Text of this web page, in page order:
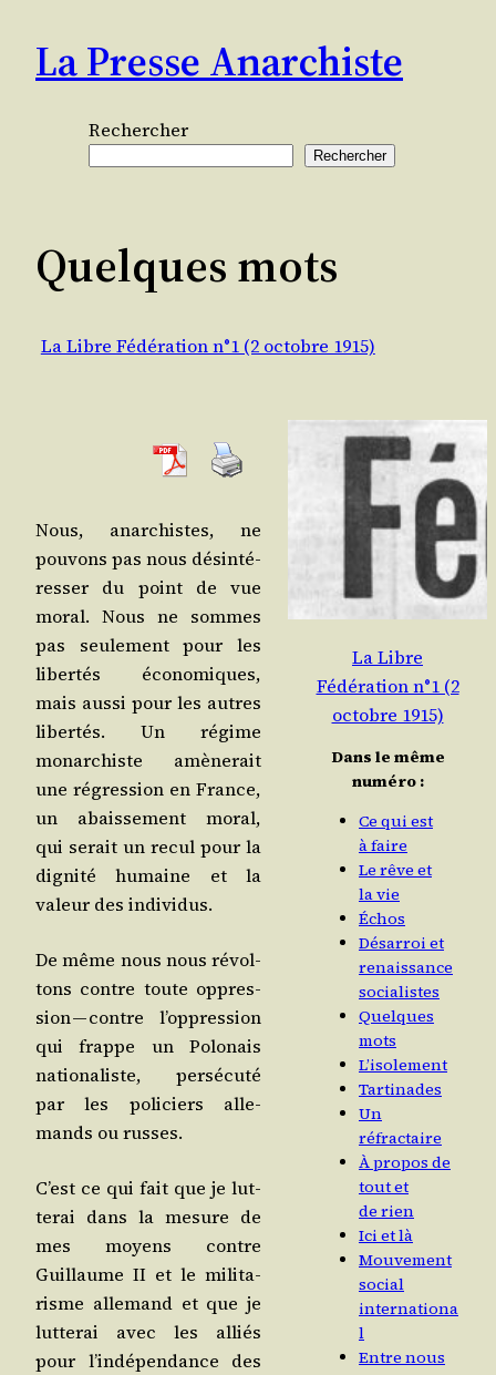
contenu
La Presse Anarchiste
Rechercher
Rechercher
Quelques mots
La Libre Fédération n°1 (2 octobre 1915)
Nous, anar­chistes, ne
pou­vons pas nous dés­in­té­
res­ser du point de vue
moral. Nous ne sommes
pas seule­ment pour les
liber­tés éco­no­miques,
mais aus­si pour les autres
liber­tés. Un régime
monar­chiste amè­ne­rait
une régres­sion en France,
un abais­se­ment moral,
qui serait un recul pour la
digni­té humaine et la
valeur des individus.
De même nous nous révol­
tons contre toute oppres­
sion — contre l’op­pres­sion
qui frappe un Polo­nais
natio­na­liste, per­sé­cu­té
par les poli­ciers alle­
mands ou russes.
C’est ce qui fait que je lut­
te­rai dans la mesure de
mes moyens contre
Guillaume II et le mili­ta­
risme alle­mand et que je
lut­te­rai avec les alliés
pour l’in­dé­pen­dance des
La Libre
Fédération n°1 (2
octobre 1915)
Dans le même
numéro :
Ce qui est
à faire
Le rêve et
la vie
Échos
Désarroi et
renaissance
socialistes
Quelques
mots
L’isolement
Tartinades
Un
réfractaire
À propos de
tout et
de rien
Ici et là
Mouvement
social
internationa
l
Entre nous